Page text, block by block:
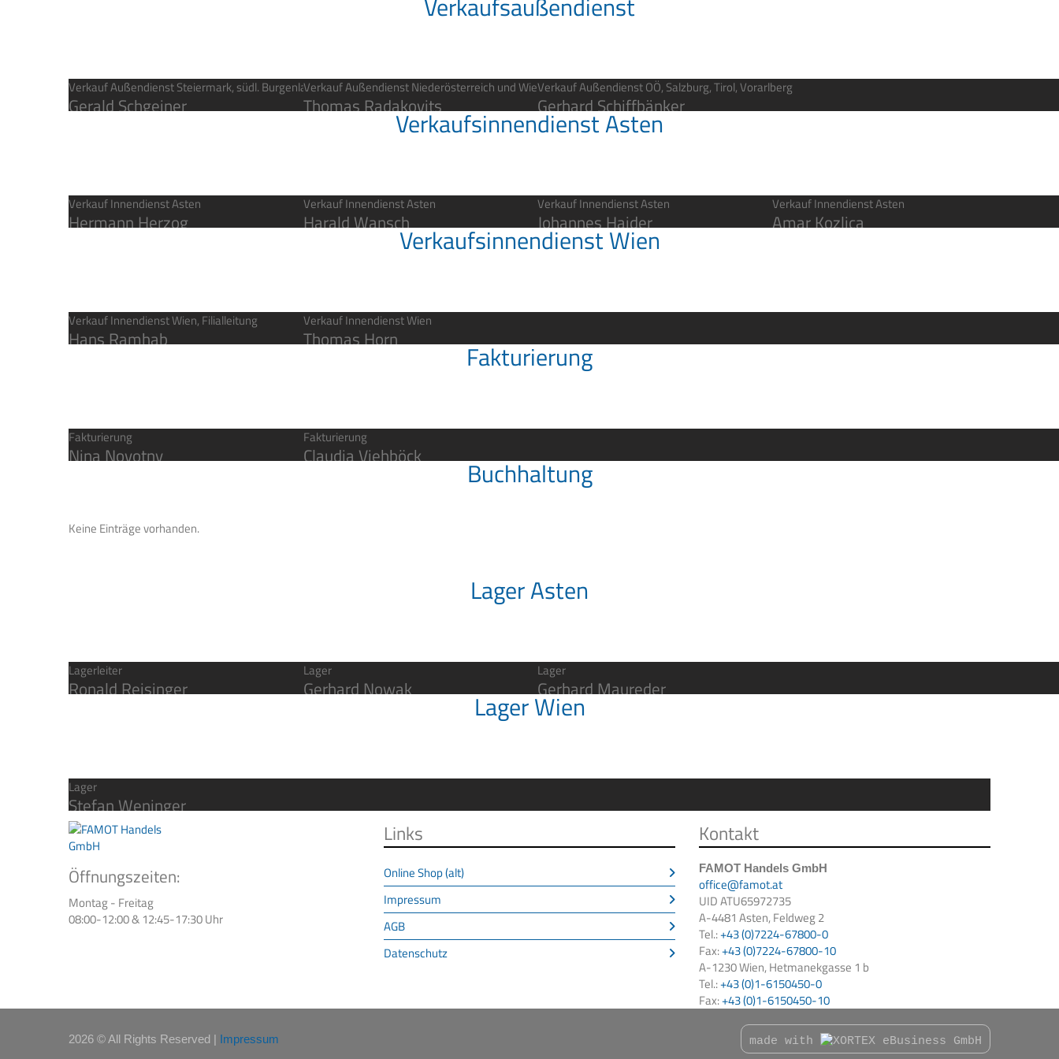
Verkauf Außendienst Steiermark, südl. Burgenland und Kärnten
Gerald Schgeiner
Verkauf Außendienst Niederösterreich und Wien
Thomas Radakovits
Verkauf Außendienst OÖ, Salzburg, Tirol, Vorarlberg
Gerhard Schiffbänker
Verkaufsinnendienst Asten
Verkauf Innendienst Asten
Hermann Herzog
Verkauf Innendienst Asten
Harald Wansch
Verkauf Innendienst Asten
Johannes Haider
Verkauf Innendienst Asten
Amar Kozlica
Verkaufsinnendienst Wien
Verkauf Innendienst Wien, Filialleitung
Hans Ramhab
Verkauf Innendienst Wien
Thomas Horn Fakturierung
Fakturierung
Nina Novotny
Fakturierung
Claudia Viehböck Buchhaltung
Keine Einträge vorhanden.
Lager Asten
Lagerleiter
Ronald Reisinger
Lager
Gerhard Nowak
Lager
Gerhard Maureder
Lager Wien
Lager
Stefan Weninger
Öffnungszeiten:
Montag - Freitag
08:00-12:00 & 12:45-17:30 Uhr
Links
Online Shop (alt)
Impressum
AGB
Datenschutz
Kontakt
FAMOT Handels GmbH
office@famot.at
UID ATU65972735
A-4481 Asten, Feldweg 2
Tel.:+43 (0)7224-67800-0
Fax:+43 (0)7224-67800-10
A-1230 Wien, Hetmanekgasse 1 b
Tel.:+43 (0)1-6150450-0
Fax:+43 (0)1-6150450-10
2026 © All Rights Reserved Impressum made with